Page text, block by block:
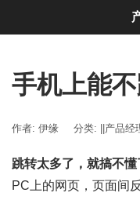
手机上能
作者: 伊缘 分类: ||产品经
跳转太多了，就搞不懂
PC上的网页，页面间